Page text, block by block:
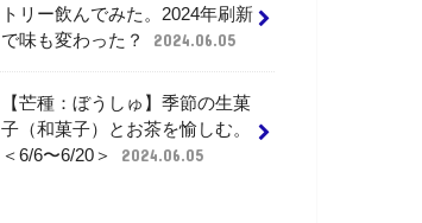
トリー飲んでみた。2024年刷新
で味も変わった？
2024.06.05
【芒種：ぼうしゅ】季節の生菓
子（和菓子）とお茶を愉しむ。
＜6/6〜6/20＞
2024.06.05